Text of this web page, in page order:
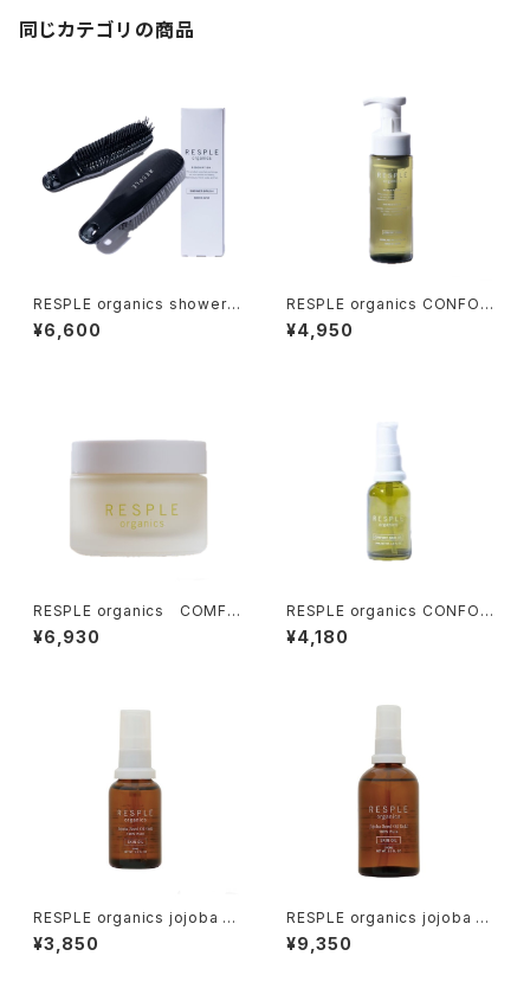
同じカテゴリの商品
RESPLE organics shower B
RUSH 【シャンプーブラシ】
¥6,600
RESPLE organics CONFOR
T FORM 200ml
¥4,950
RESPLE organics COMFO
RT BALANCING CREAM 47
g
¥6,930
RESPLE organics CONFOR
T SKIN OIL 30ml
¥4,180
RESPLE organics jojoba Sk
in Oil 30ml
¥3,850
RESPLE organics jojoba Sk
in Oil 100ml
¥9,350